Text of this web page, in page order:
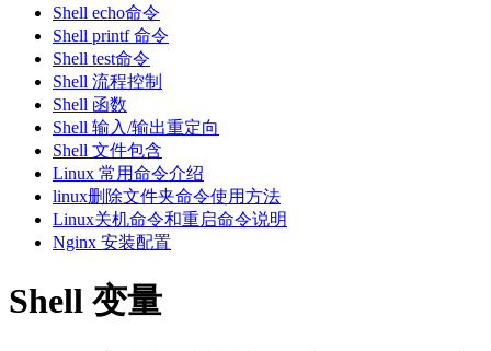
Shell echo命令
Shell printf 命令
Shell test命令
Shell 流程控制
Shell 函数
Shell 输入/输出重定向
Shell 文件包含
Linux 常用命令介绍
linux删除文件夹命令使用方法
Linux关机命令和重启命令说明
Nginx 安装配置
Shell 变量